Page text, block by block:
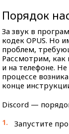
Порядок
За звук в
кодек OPUS. Но
проблем,
Рассмотрим,
и на телефоне.
процессе
конце
Discord —
Запустите